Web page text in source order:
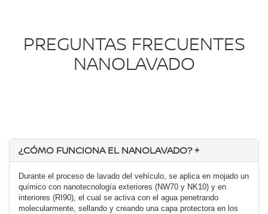
PREGUNTAS FRECUENTES
NANOLAVADO
¿CÓMO FUNCIONA EL NANOLAVADO?+
Durante el proceso de lavado del vehículo, se aplica en mojado un
químico con nanotecnología exteriores (NW70 y NK10) y en
interiores (RI90), el cual se activa con el agua penetrando
molecularmente, sellando y creando una capa protectora en los